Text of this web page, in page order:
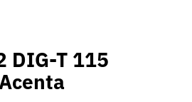
DIG-T 115